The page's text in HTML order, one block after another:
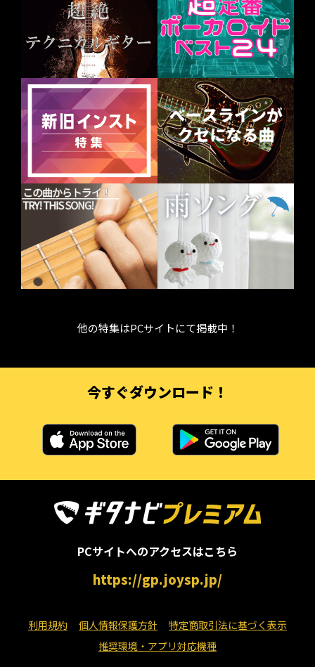
他の特集はPCサイトにて掲載中！
今すぐダウンロード！
PCサイトへのアクセスはこちら
https://gp.joysp.jp/
利用規約 個人情報保護方針
特定商取引法に基づく表示
推奨環境・アプリ対応機種